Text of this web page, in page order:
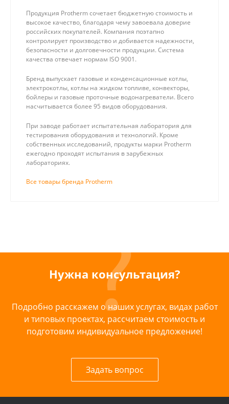
Продукция Protherm сочетает бюджетную стоимость и
высокое качество, благодаря чему завоевала доверие
российских покупателей. Компания поэтапно
контролирует производство и добивается надежности,
безопасности и долговечности продукции. Система
качества отвечает нормам ISO 9001.
Бренд выпускает газовые и конденсационные котлы,
электрокотлы, котлы на жидком топливе, конвекторы,
бойлеры и газовые проточные водонагреватели. Всего
насчитывается более 95 видов оборудования.
При заводе работает испытательная лаборатория для
тестирования оборудования и технологий. Кроме
собственных исследований, продукты марки Protherm
ежегодно проходят испытания в зарубежных
лабораториях.
Все товары бренда Protherm
Нужна консультация?
Подробно расскажем о наших услугах, видах работ
и типовых проектах, рассчитаем стоимость и
подготовим индивидуальное предложение!
Задать вопрос